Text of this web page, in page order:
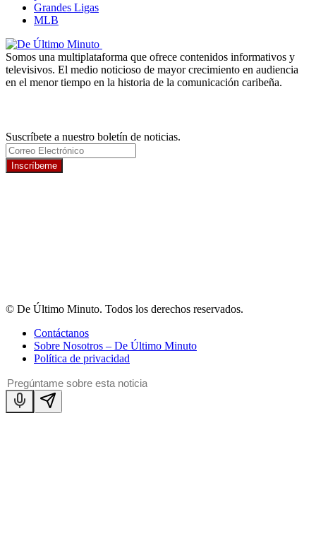
Grandes Ligas
MLB
Somos una multiplataforma que ofrece contenidos informativos y
televisivos. El medio noticioso de mayor crecimiento en audiencia
en el menor tiempo en la historia de la comunicación caribeña.
Suscríbete a nuestro boletín de noticias.
Inscríbeme
© De Último Minuto. Todos los derechos reservados.
Contáctanos
Sobre Nosotros – De Último Minuto
Política de privacidad